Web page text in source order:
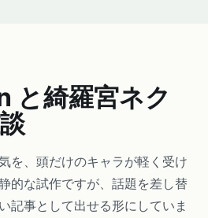
と綺羅宮ネク
を、頭だけのキャラが軽く受け
的な試作ですが、話題を差し替
記事として出せる形にしていま